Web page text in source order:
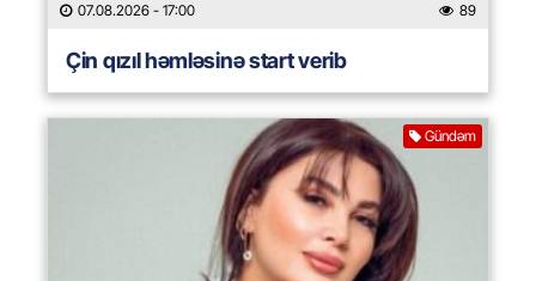
07.08.2026 - 17:00 89
Çin qızıl həmləsinə start verib
Gündəm